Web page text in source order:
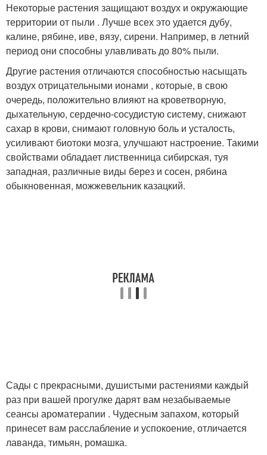
Некоторые растения защищают воздух и окружающие
территории от пыли . Лучше всех это удается дубу,
калине, рябине, иве, вязу, сирени. Например, в летний
период они способны улавливать до 80% пыли.
Другие растения отличаются способностью насыщать
воздух отрицательными ионами , которые, в свою
очередь, положительно влияют на кроветворную,
дыхательную, сердечно-сосудистую систему, снижают
сахар в крови, снимают головную боль и усталость,
усиливают биотоки мозга, улучшают настроение. Такими
свойствами обладает лиственница сибирская, туя
западная, различные виды берез и сосен, рябина
обыкновенная, можжевельник казацкий.
Сады с прекрасными, душистыми растениями каждый
раз при вашей прогулке дарят вам незабываемые
сеансы ароматерапии . Чудесным запахом, который
принесет вам расслабление и успокоение, отличается
лаванда, тимьян, ромашка.